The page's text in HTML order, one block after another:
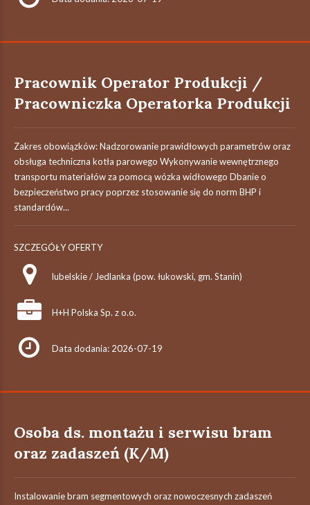
Pracownik Operator Produkcji /
Pracowniczka Operatorka Produkcji
Zakres obowiązków: Nadzorowanie prawidłowych parametrów oraz
obsługa techniczna kotła parowego Wykonywanie wewnętrznego
transportu materiałów za pomocą wózka widłowego Dbanie o
bezpieczeństwo pracy poprzez stosowanie się do norm BHP i
standardów...
SZCZEGÓŁY OFERTY
lubelskie / Jedlanka (pow. łukowski, gm. Stanin)
H+H Polska Sp. z o.o.
Data dodania: 2026-07-19
Osoba ds. montażu i serwisu bram
oraz zadaszeń (K/M)
Instalowanie bram segmentowych oraz nowoczesnych zadaszeń